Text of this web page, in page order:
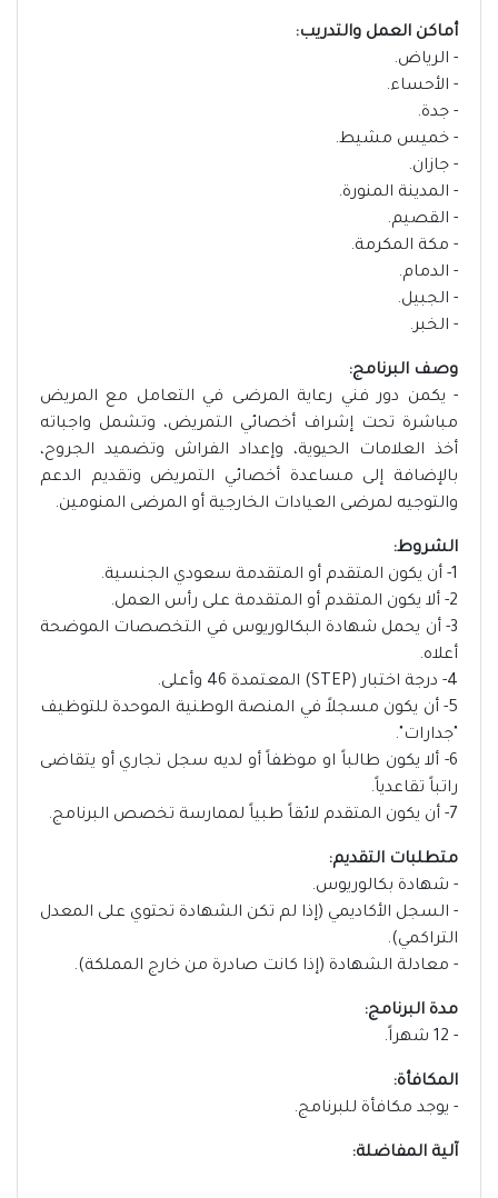
أماكن العمل والتدريب:
- الرياض.
- الأحساء.
- جدة.
- خميس مشيط.
- جازان.
- المدينة المنورة.
- القصيم.
- مكة المكرمة.
- الدمام.
- الجبيل.
- الخبر.
وصف البرنامج:
- يكمن دور فني رعاية المرضى في التعامل مع المريض
مباشرة تحت إشراف أخصائي التمريض، وتشمل واجباته
أخذ العلامات الحيوية، وإعداد الفراش وتضميد الجروح،
بالإضافة إلى مساعدة أخصائي التمريض وتقديم الدعم
والتوجيه لمرضى العيادات الخارجية أو المرضى المنومين.
الشروط:
1- أن يكون المتقدم أو المتقدمة سعودي الجنسية.
2- ألا يكون المتقدم أو المتقدمة على رأس العمل.
3- أن يحمل شهادة البكالوريوس في التخصصات الموضحة
أعلاه.
4- درجة اختبار (STEP) المعتمدة 46 وأعلى.
5- أن يكون مسجلاً في المنصة الوطنية الموحدة للتوظيف
"جدارات".
6- ألا يكون طالباً او موظفاً أو لديه سجل تجاري أو يتقاضى
راتباً تقاعدياً.
7- أن يكون المتقدم لائقاً طبياً لممارسة تخصص البرنامج.
متطلبات التقديم:
- شهادة بكالوريوس.
- السجل الأكاديمي (إذا لم تكن الشهادة تحتوي على المعدل
التراكمي).
- معادلة الشهادة (إذا كانت صادرة من خارج المملكة).
مدة البرنامج:
- 12 شهراً.
المكافأة:
- يوجد مكافأة للبرنامج.
آلية المفاضلة: